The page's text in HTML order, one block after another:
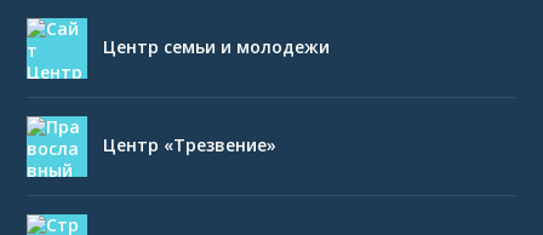
Центр семьи и молодежи
Центр «Трезвение»